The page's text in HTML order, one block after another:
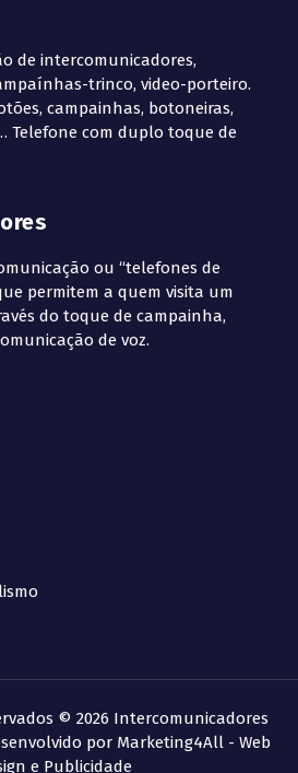
de intercomunicadores,
trinco, video-porteiro.
campainhas, botoneiras,
Telefone com duplo toque de
ou “telefones de
permitem a quem visita um
do toque de campainha,
de voz.
© 2026 Intercomunicadores
por Marketing4All - Web
e Publicidade